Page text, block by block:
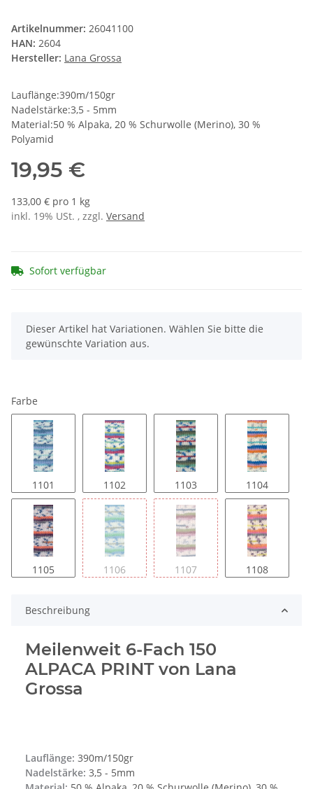
Artikelnummer: 26041100
HAN: 2604
Hersteller: Lana Grossa
Lauflänge:390m/150gr
Nadelstärke:3,5 - 5mm
Material:50 % Alpaka, 20 % Schurwolle (Merino), 30 %
Polyamid
19,95 €
133,00 € pro 1 kg
inkl. 19% USt. , zzgl. Versand
Sofort verfügbar
x
Dieser Artikel hat Variationen. Wählen Sie bitte die
gewünschte Variation aus.
Farbe
1101 1102 1103 1104
1105 1106 1107 1108
Beschreibung
Meilenweit 6-Fach 150
ALPACA PRINT von Lana
Grossa
Lauflänge: 390m/150gr
Nadelstärke: 3,5 - 5mm